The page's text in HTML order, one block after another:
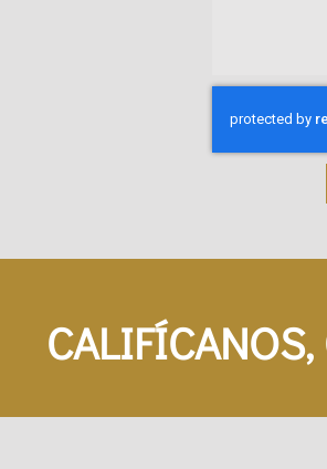
CALIFÍCANOS,